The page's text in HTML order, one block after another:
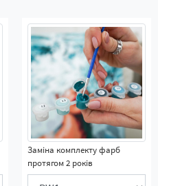
Заміна комплекту фарб
протягом 2 років